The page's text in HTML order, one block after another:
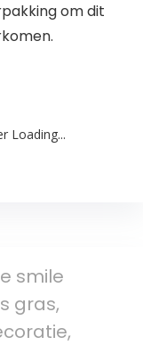
om dit
Loading...
smile
gras,